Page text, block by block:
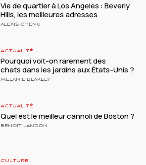
Vie de quartier à Los Angeles : Beverly
Hills, les meilleures adresses
ALEXIS CHENU
ACTUALITÉ
Pourquoi voit-on rarement des
chats dans les jardins aux États-Unis ?
MELANIE BLAKELY
ACTUALITÉ
Quel est le meilleur cannoli de Boston ?
BENOIT LANDON
CULTURE